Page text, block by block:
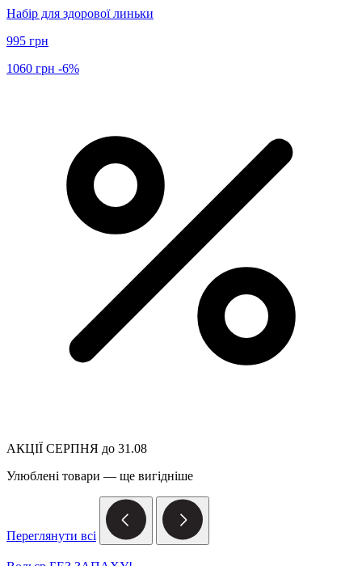
Набір для здорової линьки
995 грн
1060 грн -6%
АКЦІЇ СЕРПНЯ до 31.08
Улюблені товари — ще вигідніше
Переглянути всі